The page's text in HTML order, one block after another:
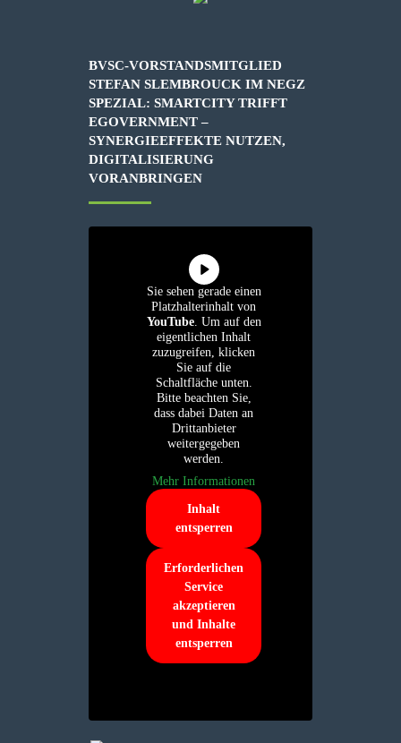
BVSC-VORSTANDSMITGLIED
STEFAN SLEMBROUCK IM NEGZ
SPEZIAL: SMARTCITY TRIFFT
EGOVERNMENT –
SYNERGIEEFFEKTE NUTZEN,
DIGITALISIERUNG
VORANBRINGEN
Sie sehen gerade einen
Platzhalterinhalt von
YouTube. Um auf den
eigentlichen Inhalt
zuzugreifen, klicken
Sie auf die
Schaltfläche unten.
Bitte beachten Sie,
dass dabei Daten an
Drittanbieter
weitergegeben
werden.
Mehr Informationen
Inhalt
entsperren
Erforderlichen
Service
akzeptieren
und Inhalte
entsperren